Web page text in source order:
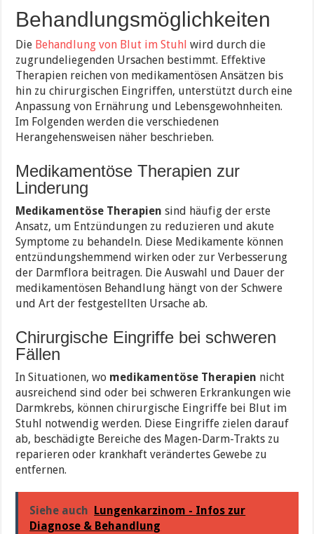
Behandlungsmöglichkeiten
Die Behandlung von Blut im Stuhl wird durch die
zugrundeliegenden Ursachen bestimmt. Effektive
Therapien reichen von medikamentösen Ansätzen bis
hin zu chirurgischen Eingriffen, unterstützt durch eine
Anpassung von Ernährung und Lebensgewohnheiten.
Im Folgenden werden die verschiedenen
Herangehensweisen näher beschrieben.
Medikamentöse Therapien zur
Linderung
Medikamentöse Therapien sind häufig der erste
Ansatz, um Entzündungen zu reduzieren und akute
Symptome zu behandeln. Diese Medikamente können
entzündungshemmend wirken oder zur Verbesserung
der Darmflora beitragen. Die Auswahl und Dauer der
medikamentösen Behandlung hängt von der Schwere
und Art der festgestellten Ursache ab.
Chirurgische Eingriffe bei schweren
Fällen
In Situationen, wo medikamentöse Therapien nicht
ausreichend sind oder bei schweren Erkrankungen wie
Darmkrebs, können chirurgische Eingriffe bei Blut im
Stuhl notwendig werden. Diese Eingriffe zielen darauf
ab, beschädigte Bereiche des Magen-Darm-Trakts zu
reparieren oder krankhaft verändertes Gewebe zu
entfernen.
Siehe auch Lungenkarzinom - Infos zur
Diagnose & Behandlung